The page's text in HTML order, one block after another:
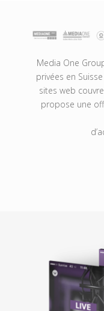
Media One
privées en
sites web
propose une